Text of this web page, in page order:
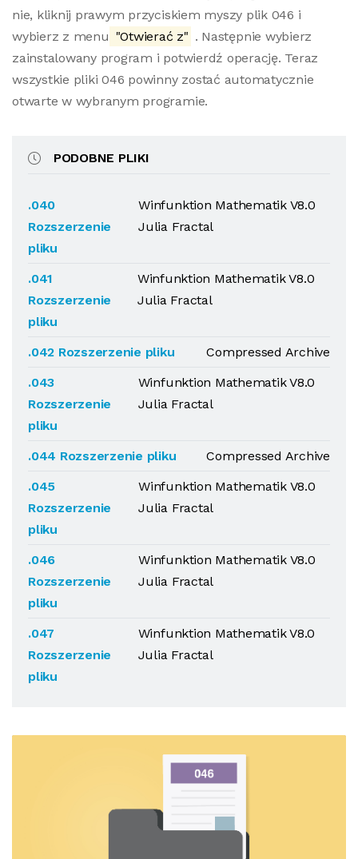
nie, kliknij prawym przyciskiem myszy plik 046 i
wybierz z menu "Otwierać z" . Następnie wybierz
zainstalowany program i potwierdź operację. Teraz
wszystkie pliki 046 powinny zostać automatycznie
otwarte w wybranym programie.
PODOBNE PLIKI
.040
Rozszerzenie
pliku
Winfunktion Mathematik V8.0
Julia Fractal
.041
Rozszerzenie
pliku
Winfunktion Mathematik V8.0
Julia Fractal
.042 Rozszerzenie pliku
Compressed Archive
.043
Rozszerzenie
pliku
Winfunktion Mathematik V8.0
Julia Fractal
.044 Rozszerzenie pliku
Compressed Archive
.045
Rozszerzenie
pliku
Winfunktion Mathematik V8.0
Julia Fractal
.046
Rozszerzenie
pliku
Winfunktion Mathematik V8.0
Julia Fractal
.047
Rozszerzenie
pliku
Winfunktion Mathematik V8.0
Julia Fractal